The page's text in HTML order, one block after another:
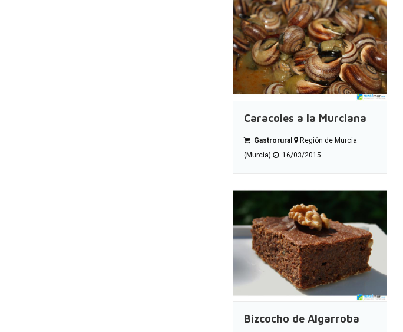
Caracoles a la Murciana
Gastrorural
Región de Murcia
(Murcia)
16/03/2015
Bizcocho de Algarroba